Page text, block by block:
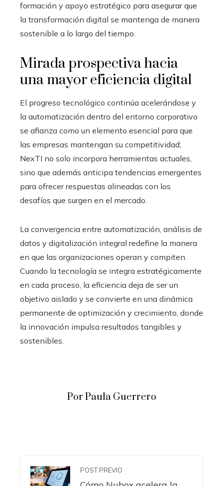
formación y apoyo estratégico para asegurar que
la transformación digital se mantenga de manera
sostenible a lo largo del tiempo.
Mirada prospectiva hacia
una mayor eficiencia digital
El progreso tecnológico continúa acelerándose y
la automatización dentro del entorno corporativo
se afianza como un elemento esencial para que
las empresas mantengan su competitividad;
NexTI no solo incorpora herramientas actuales,
sino que además anticipa tendencias emergentes
para ofrecer respuestas alineadas con los
desafíos que surgen en el mercado.
La convergencia entre automatización, análisis de
datos y digitalización integral redefine la manera
en que las organizaciones operan y compiten.
Cuando la tecnología se integra estratégicamente
en cada proceso, la eficiencia deja de ser un
objetivo aislado y se convierte en una dinámica
permanente de optimización y crecimiento, donde
la innovación impulsa resultados tangibles y
sostenibles.
Por Paula Guerrero
POST PREVIO